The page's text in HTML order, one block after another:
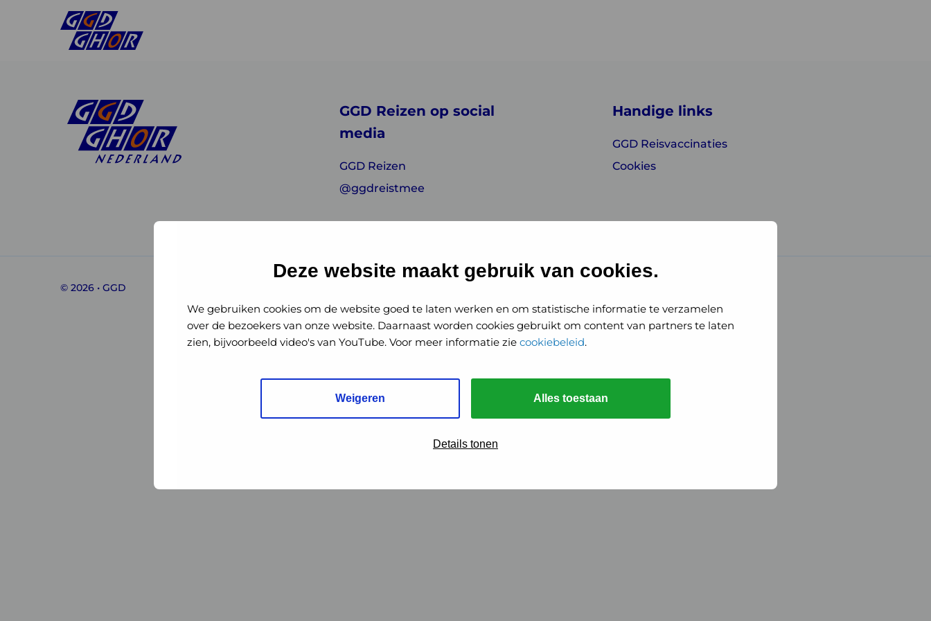
Deze website maakt gebruik van cookies.
We gebruiken cookies om de website goed te laten werken en om statistische informatie te verzamelen
over de bezoekers van onze website. Daarnaast worden cookies gebruikt om content van partners te laten
zien, bijvoorbeeld video's van YouTube. Voor meer informatie zie cookiebeleid.
Weigeren Alles toestaan
Details tonen
GHORGHOR
Nederland
GGD Reizen op social
media
GGD Reizen
@ggdreistmee
Handige links
GGD Reisvaccinaties
Cookies
© 2026 • GGD